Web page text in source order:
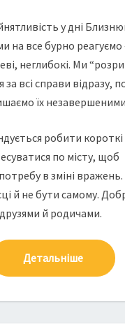
у дні
на все бурно реагуємо
неглибокі. Ми
за всі справи відразу,
їх
робити короткі
по місту, щоб
в зміні вражень.
й не бути самому.
друзями й родичами.
Детальніше